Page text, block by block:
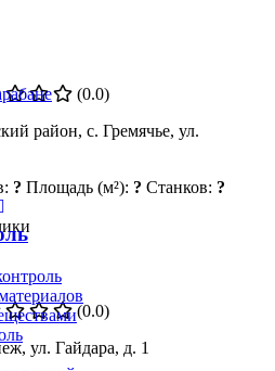
(0.0)
район, с. Гремячье, ул.
? Площадь (м²): ? Станков: ?
(0.0)
ул. Гайдара, д. 1